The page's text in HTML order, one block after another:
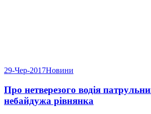
29-Чер-2017Новини
Про нетверезого водія
небайдужа рівнянка